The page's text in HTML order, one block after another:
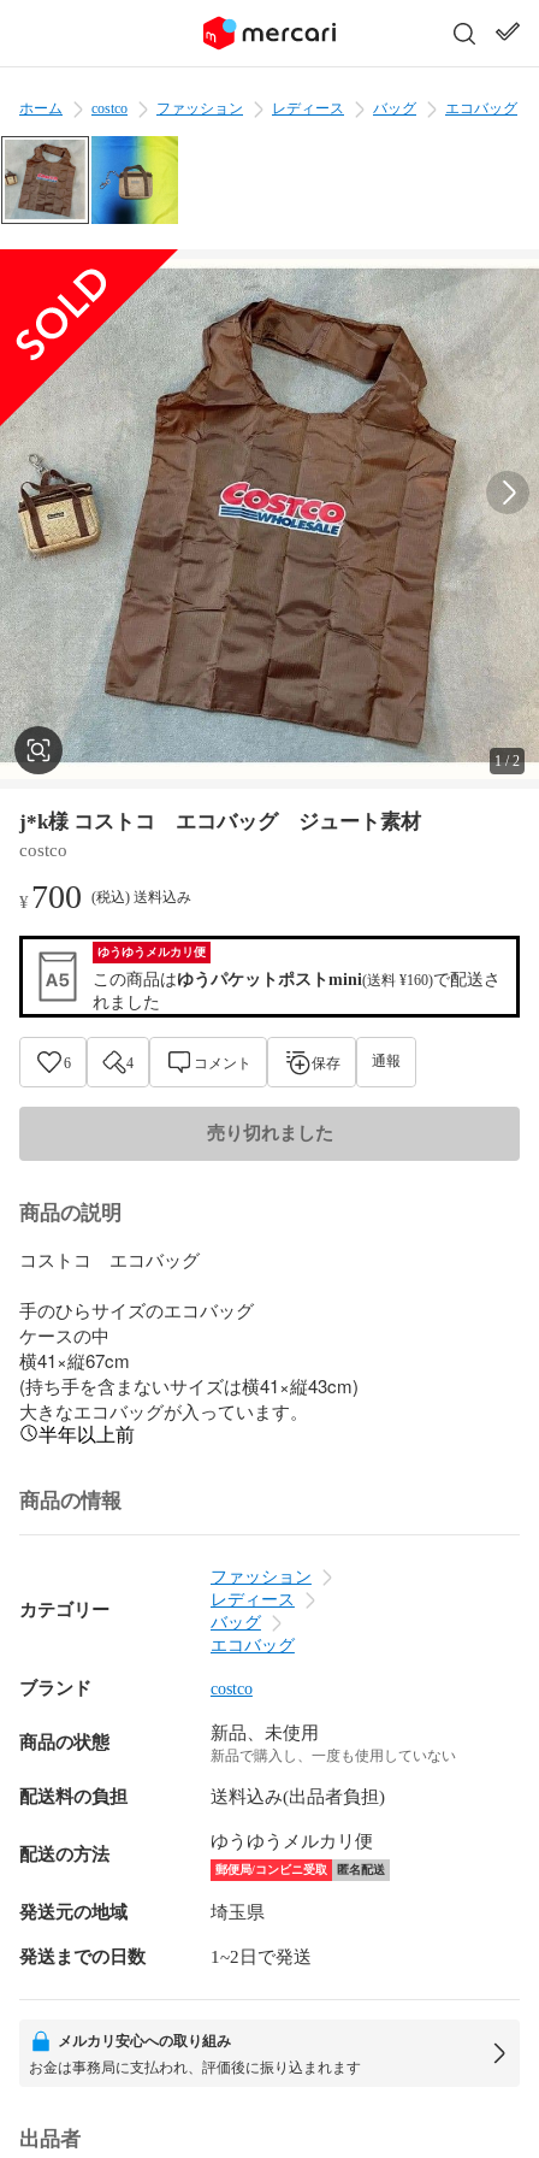
ホーム costco ファッション レディース バッグ エコバッグ
1/2
j*k様 コストコ エコバッグ ジュート素材
costco
¥700 (税込) 送料込み
ゆうゆうメルカリ便
この商品はゆうパケットポストmini(送料 ¥160)で配送さ
れました
6 4 コメント 保存 通報
売り切れました
商品の説明
コストコ　エコバッグ
手のひらサイズのエコバッグ
ケースの中
横41×縦67cm
(持ち手を含まないサイズは横41×縦43cm)
大きなエコバッグが入っています。
半年以上前
商品の情報
カテゴリー
ファッション
レディース
バッグ
エコバッグ
ブランド costco
商品の状態 新品、未使用
新品で購入し、一度も使用していない
配送料の負担 送料込み(出品者負担)
配送の方法
ゆうゆうメルカリ便
郵便局/コンビニ受取 匿名配送
発送元の地域 埼玉県
発送までの日数 1~2日で発送
メルカリ安心への取り組み
お金は事務局に支払われ、評価後に振り込まれます
出品者